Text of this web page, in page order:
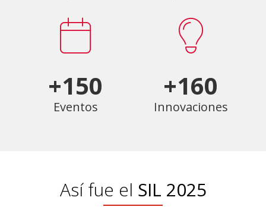
+150
Eventos
+160
Innovaciones
Así fue el SIL 2025